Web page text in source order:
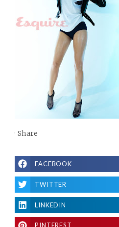
· Share
FACEBOOK
TWITTER
LINKEDIN
PINTEREST